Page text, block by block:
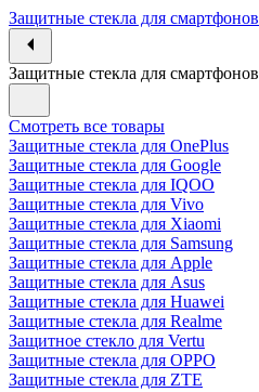
Защитные стекла для смартфонов
Защитные стекла для смартфонов
Смотреть все товары
Защитные стекла для OnePlus
Защитные стекла для Google
Защитные стекла для IQOO
Защитные стекла для Vivo
Защитные стекла для Xiaomi
Защитные стекла для Samsung
Защитные стекла для Apple
Защитные стекла для Asus
Защитные стекла для Huawei
Защитные стекла для Realme
Защитное стекло для Vertu
Защитные стекла для OPPO
Защитные стекла для ZTE